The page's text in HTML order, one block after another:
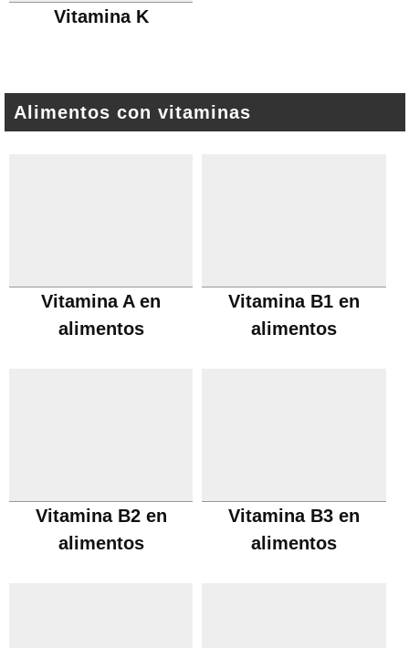
Vitamina K
Alimentos con vitaminas
Vitamina A en
alimentos
Vitamina B1 en
alimentos
Vitamina B2 en
alimentos
Vitamina B3 en
alimentos